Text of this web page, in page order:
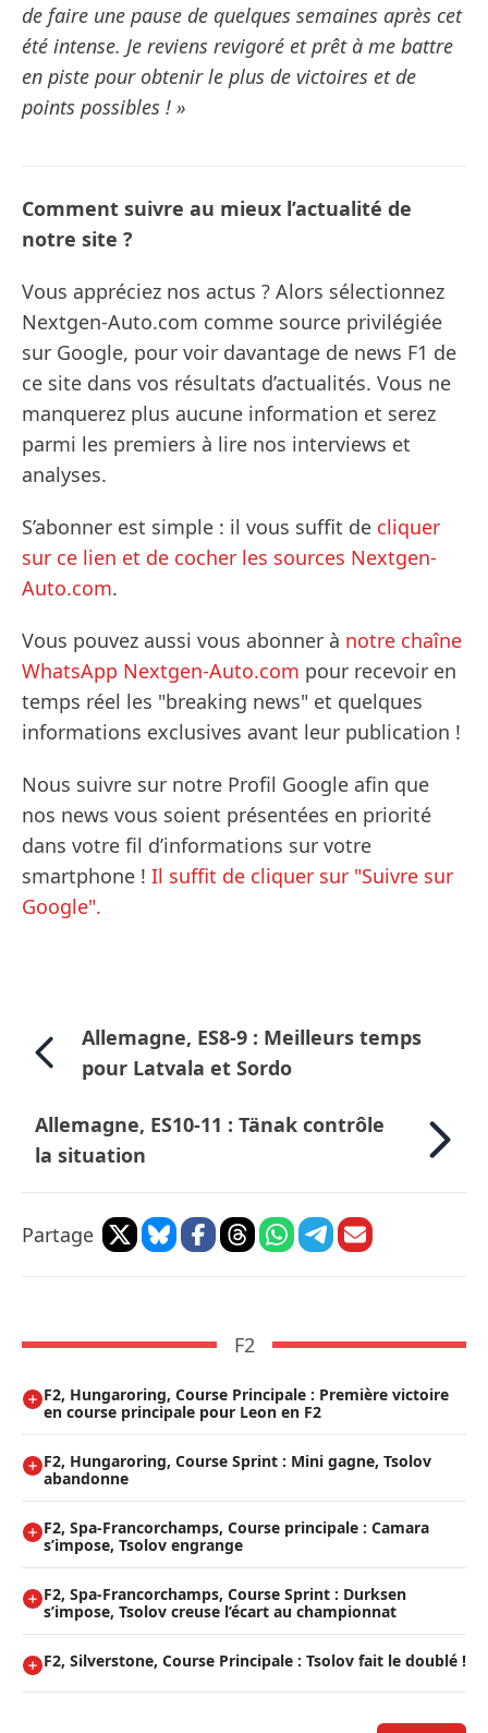
de faire une pause de quelques semaines après cet
été intense. Je reviens revigoré et prêt à me battre
en piste pour obtenir le plus de victoires et de
points possibles ! »
Comment suivre au mieux l’actualité de
notre site ?
Vous appréciez nos actus ? Alors sélectionnez
Nextgen-Auto.com comme source privilégiée
sur Google, pour voir davantage de news F1 de
ce site dans vos résultats d’actualités. Vous ne
manquerez plus aucune information et serez
parmi les premiers à lire nos interviews et
analyses.
S’abonner est simple : il vous suffit de cliquer
sur ce lien et de cocher les sources Nextgen-
Auto.com.
Vous pouvez aussi vous abonner à notre chaîne
WhatsApp Nextgen-Auto.com pour recevoir en
temps réel les "breaking news" et quelques
informations exclusives avant leur publication !
Nous suivre sur notre Profil Google afin que
nos news vous soient présentées en priorité
dans votre fil d’informations sur votre
smartphone ! Il suffit de cliquer sur "Suivre sur
Google".
Allemagne, ES8-9 : Meilleurs temps
pour Latvala et Sordo
Allemagne, ES10-11 : Tänak contrôle
la situation
Partage
F2
F2, Hungaroring, Course Principale : Première victoire
en course principale pour Leon en F2
F2, Hungaroring, Course Sprint : Mini gagne, Tsolov
abandonne
F2, Spa-Francorchamps, Course principale : Camara
s’impose, Tsolov engrange
F2, Spa-Francorchamps, Course Sprint : Durksen
s’impose, Tsolov creuse l’écart au championnat
F2, Silverstone, Course Principale : Tsolov fait le doublé !